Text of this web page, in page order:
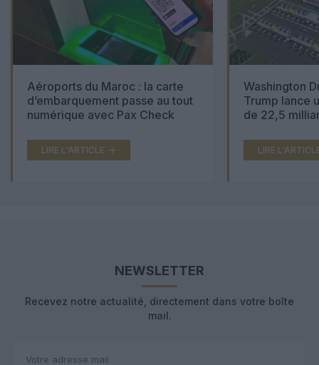
Aéroports du Maroc : la carte
d’embarquement passe au tout
numérique avec Pax Check
LIRE L'ARTICLE
Washington
Trump lance
de 22,5
LIRE
NEWSLETTER
Recevez notre actualité, directement dans votre boîte
mail.